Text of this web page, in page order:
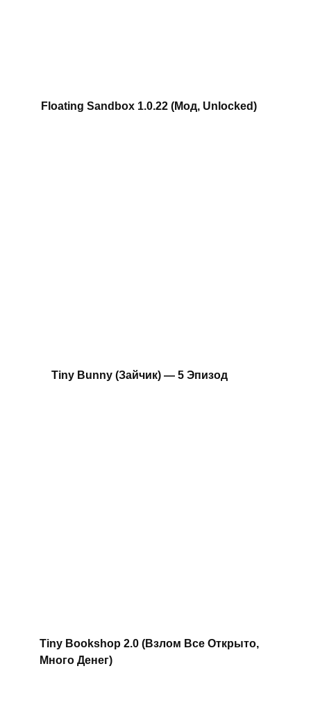
Floating Sandbox 1.0.22 (Мод, Unlocked)
Tiny Bunny (Зайчик) — 5 Эпизод
Tiny Bookshop 2.0 (Взлом Все Открыто,
Много Денег)